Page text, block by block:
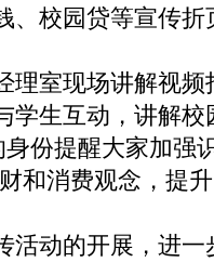
、校园贷等宣传
理室现场讲解视
学生互动，讲解
份提醒大家加强
和消费观念，提升
活动的开展，进